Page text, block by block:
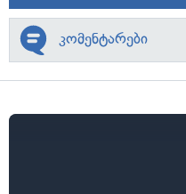
კომენტარები